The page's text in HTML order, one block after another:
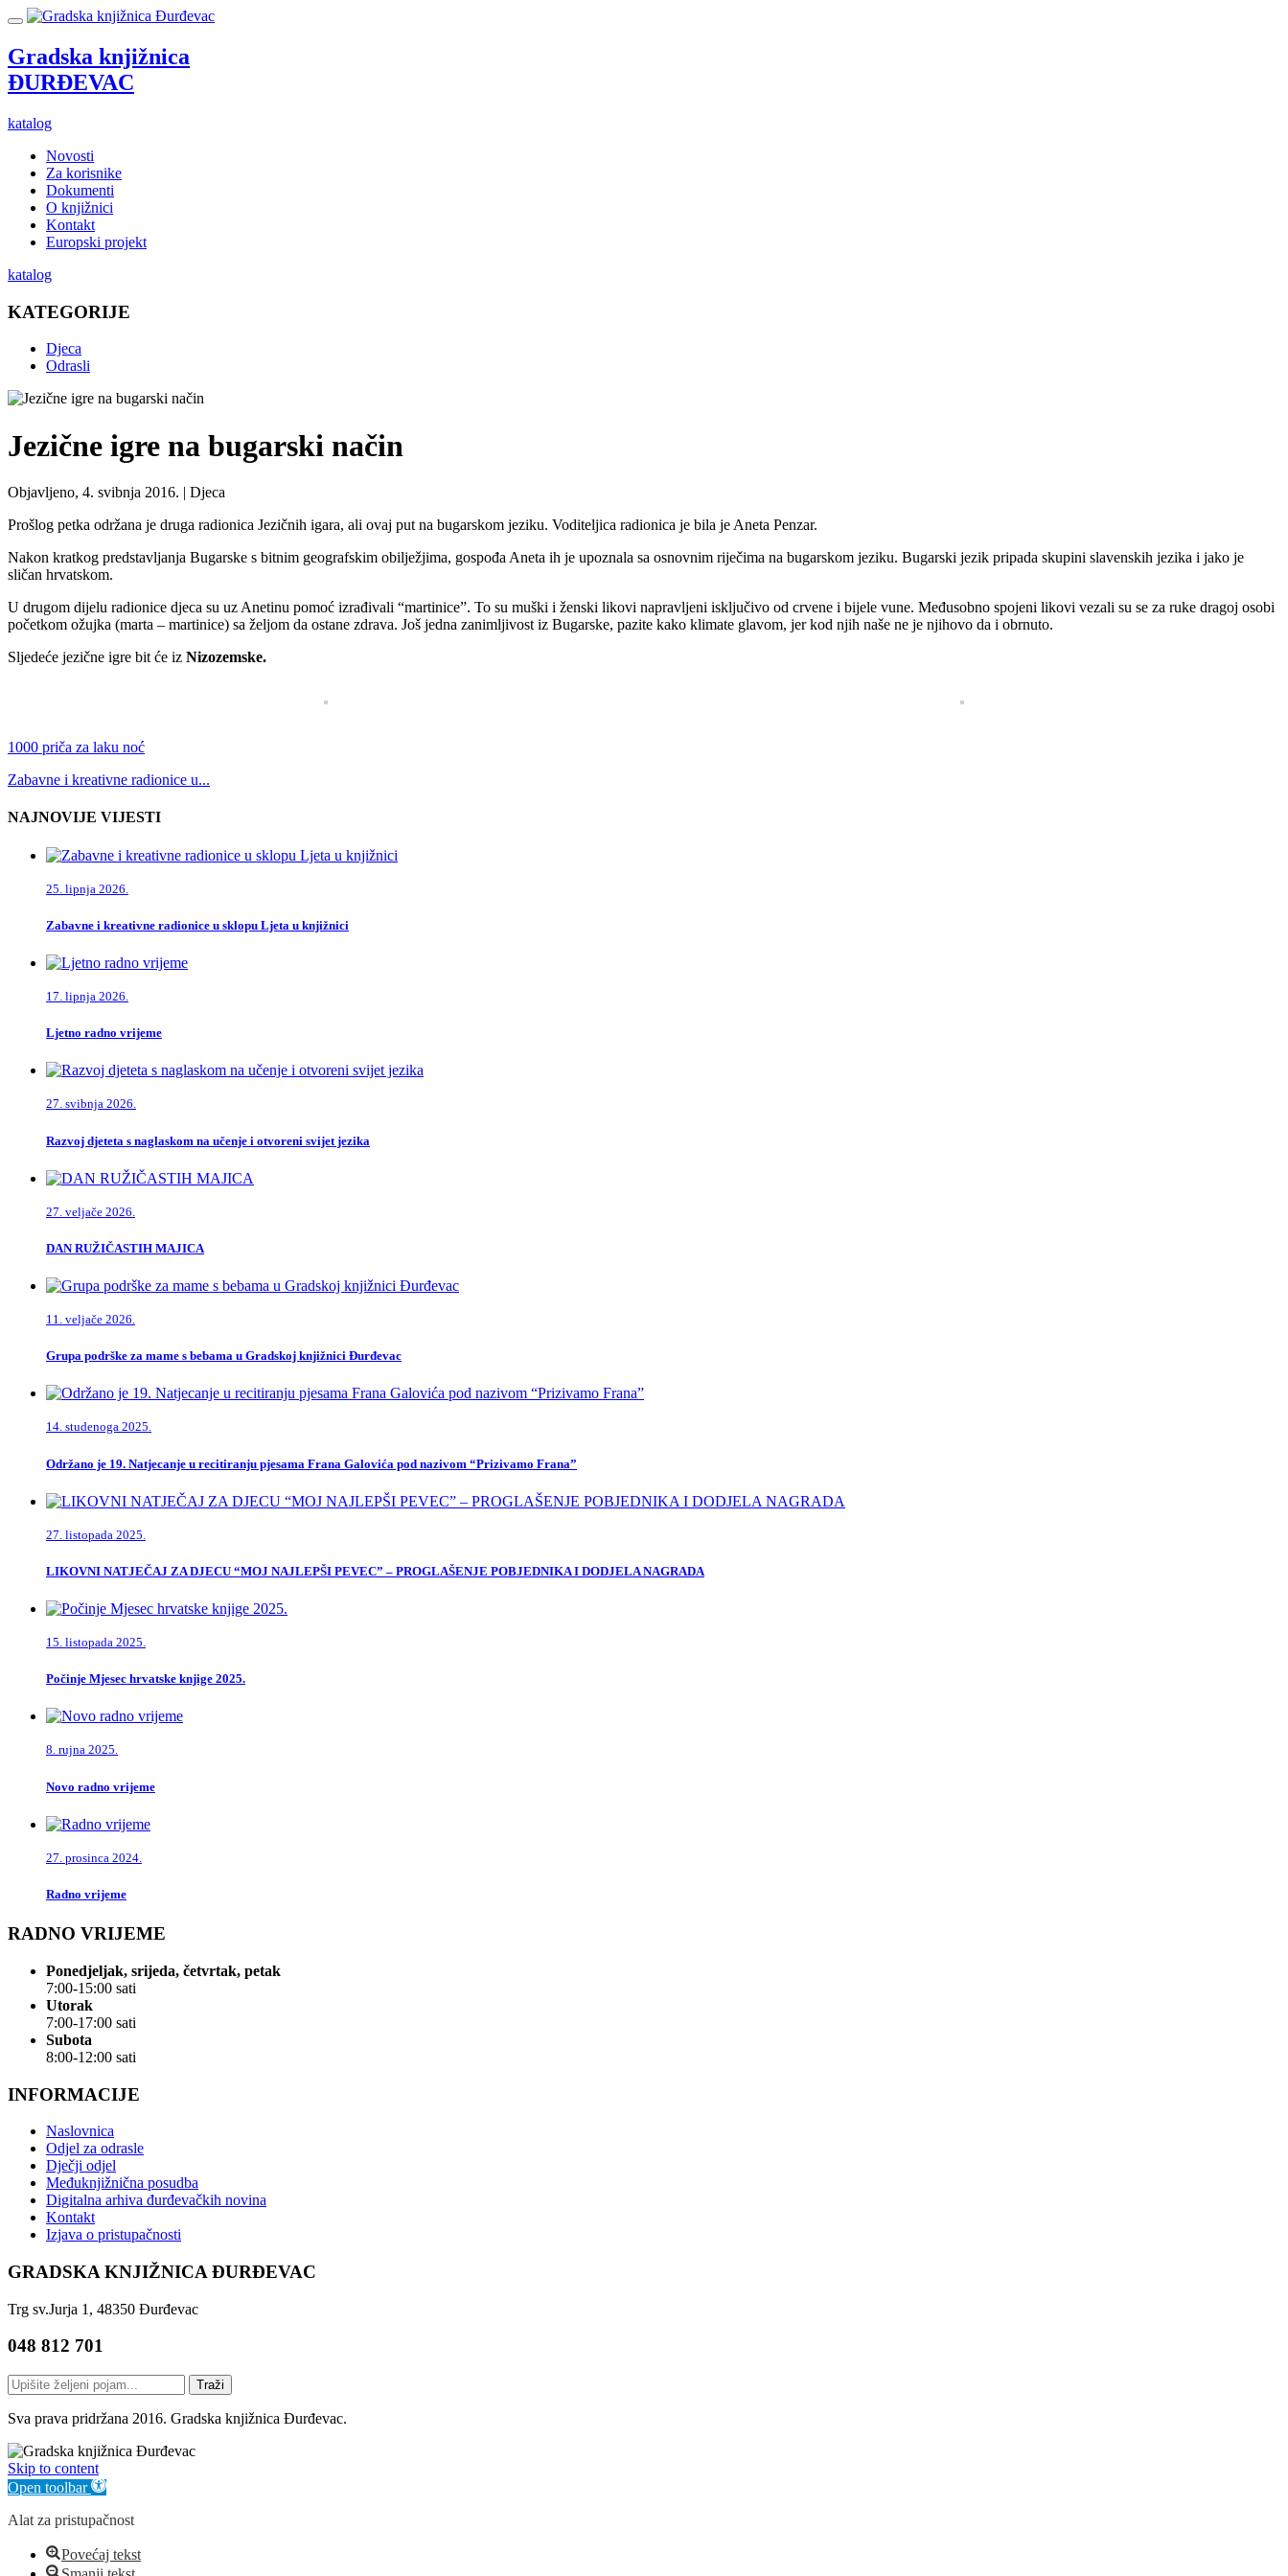
Gradska knjižnica
ĐURĐEVAC
katalog
Novosti
Za korisnike
Dokumenti
O knjižnici
Kontakt
Europski projekt
katalog
KATEGORIJE
Djeca
Odrasli
Jezične igre na bugarski način
Objavljeno, 4. svibnja 2016. | Djeca
Prošlog petka održana je druga radionica Jezičnih igara, ali ovaj put na bugarskom jeziku. Voditeljica radionica je bila je Aneta Penzar.
Nakon kratkog predstavljanja Bugarske s bitnim geografskim obilježjima, gospođa Aneta ih je upoznala sa osnovnim riječima na bugarskom jeziku. Bugarski jezik pripada skupini slavenskih jezika i jako je
sličan hrvatskom.
U drugom dijelu radionice djeca su uz Anetinu pomoć izrađivali “martinice”. To su muški i ženski likovi napravljeni isključivo od crvene i bijele vune. Međusobno spojeni likovi vezali su se za ruke dragoj osobi
početkom ožujka (marta – martinice) sa željom da ostane zdrava. Još jedna zanimljivost iz Bugarske, pazite kako klimate glavom, jer kod njih naše ne je njihovo da i obrnuto.
Sljedeće jezične igre bit će iz Nizozemske.
1000 priča za laku noć
Zabavne i kreativne radionice u...
NAJNOVIJE VIJESTI
25. lipnja 2026.
Zabavne i kreativne radionice u sklopu Ljeta u knjižnici
17. lipnja 2026.
Ljetno radno vrijeme
27. svibnja 2026.
Razvoj djeteta s naglaskom na učenje i otvoreni svijet jezika
27. veljače 2026.
DAN RUŽIČASTIH MAJICA
11. veljače 2026.
Grupa podrške za mame s bebama u Gradskoj knjižnici Đurđevac
14. studenoga 2025.
Održano je 19. Natjecanje u recitiranju pjesama Frana Galovića pod nazivom “Prizivamo Frana”
27. listopada 2025.
LIKOVNI NATJEČAJ ZA DJECU “MOJ NAJLEPŠI PEVEC” – PROGLAŠENJE POBJEDNIKA I DODJELA NAGRADA
15. listopada 2025.
Počinje Mjesec hrvatske knjige 2025.
8. rujna 2025.
Novo radno vrijeme
27. prosinca 2024.
Radno vrijeme
RADNO VRIJEME
Ponedjeljak, srijeda, četvrtak, petak
7:00-15:00 sati
Utorak
7:00-17:00 sati
Subota
8:00-12:00 sati
INFORMACIJE
Naslovnica
Odjel za odrasle
Dječji odjel
Međuknjižnična posudba
Digitalna arhiva đurđevačkih novina
Kontakt
Izjava o pristupačnosti
GRADSKA KNJIŽNICA ĐURĐEVAC
Trg sv.Jurja 1, 48350 Đurđevac
048 812 701
Traži
Sva prava pridržana 2016. Gradska knjižnica Đurđevac.
Skip to content
Open toolbar
Alat za pristupačnost
Povećaj tekst